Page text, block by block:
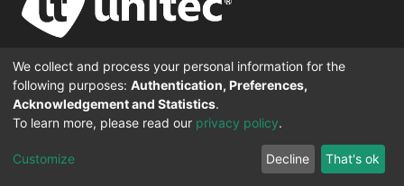
UNIVERSIDAD TECNOLÓGICA CENTROAMERICANA UNITEC
BOULEVARD KENNEDY, V-782, FRENTE A RESIDENCIAL HONDURAS.
TEGUCIGALPA, FRANCISCO MORAZÁN, 11101
© 2024 Todos los Derechos Reservados.
Desarrollado en DSpace - Versión 7.6 por |IGNITE
We collect and process your personal information for the
following purposes: Authentication, Preferences,
Acknowledgement and Statistics.
To learn more, please read our privacy policy.
Customize Decline That's ok